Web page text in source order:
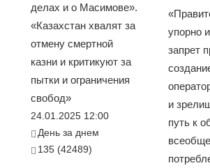
делах и о Масимове».
«Казахстан хвалят за
отмену смертной
казни и критикуют за
пытки и ограничения
свобод»
24.01.2025 12:00
День за днем
135 (42489)
упорно
запрет
и
путь к